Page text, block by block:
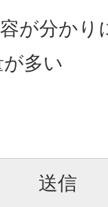
が分かり
多い